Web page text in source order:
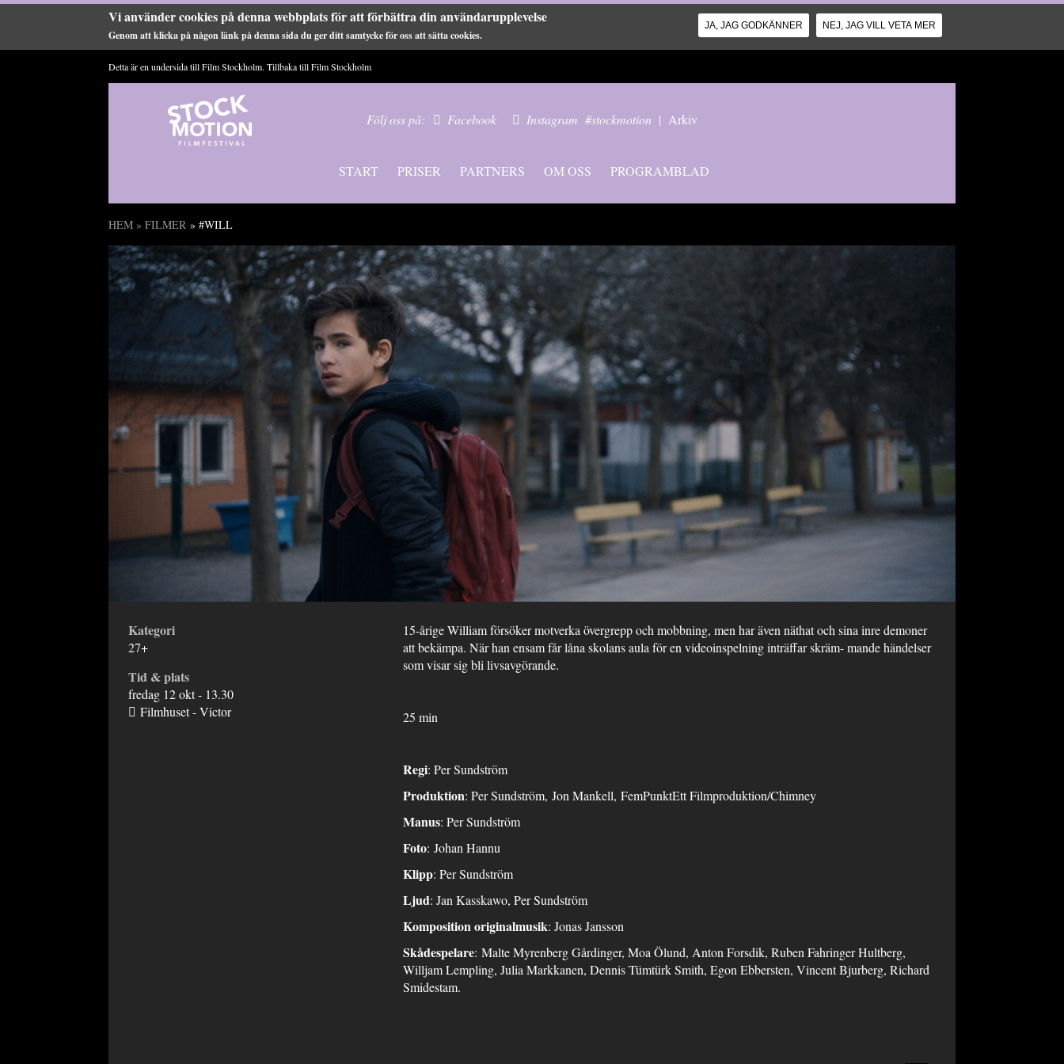
Vi använder cookies på denna webbplats för att förbättra din användarupplevelse
Genom att klicka på någon länk på denna sida du ger ditt samtycke för oss att sätta cookies.
JA, JAG GODKÄNNER NEJ, JAG VILL VETA MER
Detta är en undersida till Film Stockholm. Tillbaka tillFilm Stockholm
Följ oss på: Facebook Instagram #stockmotion | Arkiv
START PRISER PARTNERS OM OSS PROGRAMBLAD
Du är här
HEM » FILMER » #WILL
Kategori
27+
Tid & plats
fredag 12 okt - 13.30
Filmhuset - Victor
15-årige William försöker motverka övergrepp och mobbning, men har även näthat och sina inre demoner
att bekämpa. När han ensam får låna skolans aula för en videoinspelning inträffar skräm- mande händelser
som visar sig bli livsavgörande.
25 min
Regi: Per Sundström
Produktion: Per Sundström, Jon Mankell, FemPunktEtt Filmproduktion/Chimney
Manus: Per Sundström
Foto: Johan Hannu
Klipp: Per Sundström
Ljud: Jan Kasskawo, Per Sundström
Kompositionoriginalmusik: Jonas Jansson
Skådespelare: Malte Myrenberg Gårdinger, Moa Ölund, Anton Forsdik, Ruben Fahringer Hultberg,
Willjam Lempling, Julia Markkanen, Dennis Tümtürk Smith, Egon Ebbersten, Vincent Bjurberg, Richard
Smidestam.